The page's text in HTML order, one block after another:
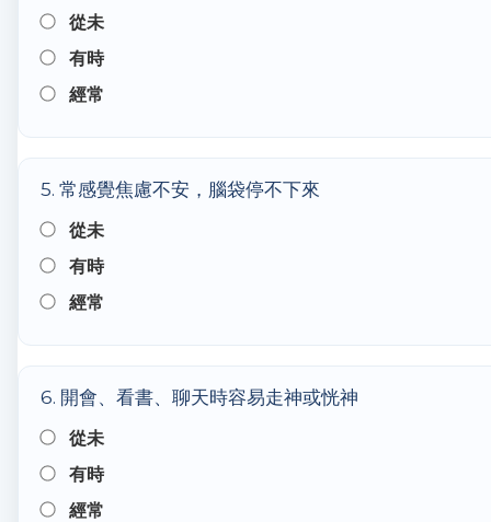
從未
有時
經常
5. 常感覺焦慮不安，腦袋停不下來
從未
有時
經常
6. 開會、看書、聊天時容易走神或恍神
從未
有時
經常